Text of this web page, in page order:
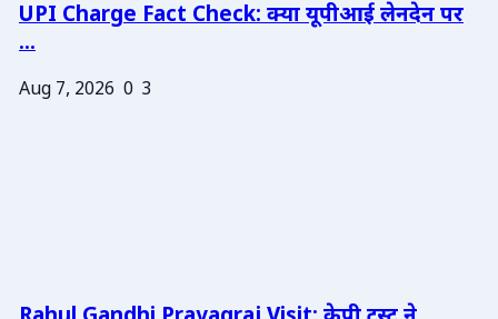
UPI Charge Fact Check: क्या यूपीआई लेनदेन पर
...
Aug 7, 2026 0 3